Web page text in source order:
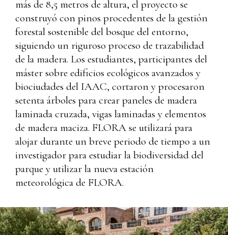
más de 8,5 metros de altura, el proyecto se
construyó con pinos procedentes de la gestión
forestal sostenible del bosque del entorno,
siguiendo un riguroso proceso de trazabilidad
de la madera. Los estudiantes, participantes del
máster sobre edificios ecológicos avanzados y
biociudades del IAAC, cortaron y procesaron
setenta árboles para crear paneles de madera
laminada cruzada, vigas laminadas y elementos
de madera maciza. FLORA se utilizará para
alojar durante un breve periodo de tiempo a un
investigador para estudiar la biodiversidad del
parque y utilizar la nueva estación
meteorológica de FLORA.